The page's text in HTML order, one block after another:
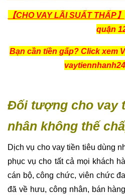
Đối tượng cho vay
nhân không thế
Dịch vụ cho vay tiền tiêu dùng
phục vụ cho tất cả mọi khách
tự do, xe thồ, nội trợ, sinh viên
từ 22 tuổi trở lên khách nhé.
giới tính, nghề nghiệp, địa vị,
Khách hàng đang thường trú
tại TPHCM đều được vay